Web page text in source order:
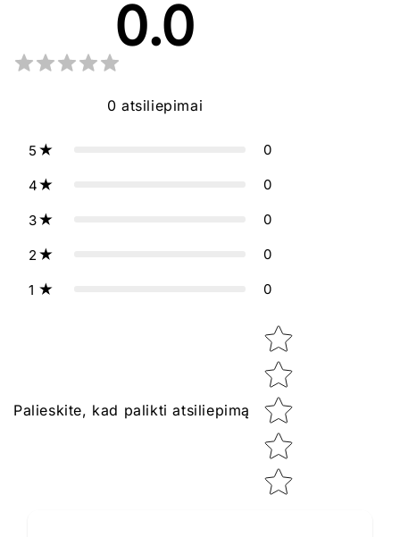
0.0
0 atsiliepimai
5 0
4 0
3 0
2 0
1 0
Palieskite, kad palikti atsiliepimą
Star rating